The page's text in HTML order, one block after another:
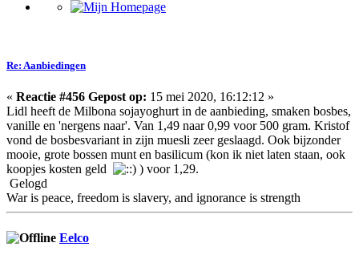
Re: Aanbiedingen
« Reactie #456 Gepost op: 15 mei 2020, 16:12:12 »
Lidl heeft de Milbona sojayoghurt in de aanbieding, smaken bosbes,
vanille en 'nergens naar'. Van 1,49 naar 0,99 voor 500 gram. Kristof
vond de bosbesvariant in zijn muesli zeer geslaagd. Ook bijzonder
mooie, grote bossen munt en basilicum (kon ik niet laten staan, ook
koopjes kosten geld
) voor 1,29.
Gelogd
War is peace, freedom is slavery, and ignorance is strength
Eelco